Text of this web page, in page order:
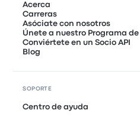
Acerca
Carreras
Asóciate con nosotros
Únete a nuestro Programa
Conviértete en un Socio API
Blog
SOPORTE
Centro de ayuda